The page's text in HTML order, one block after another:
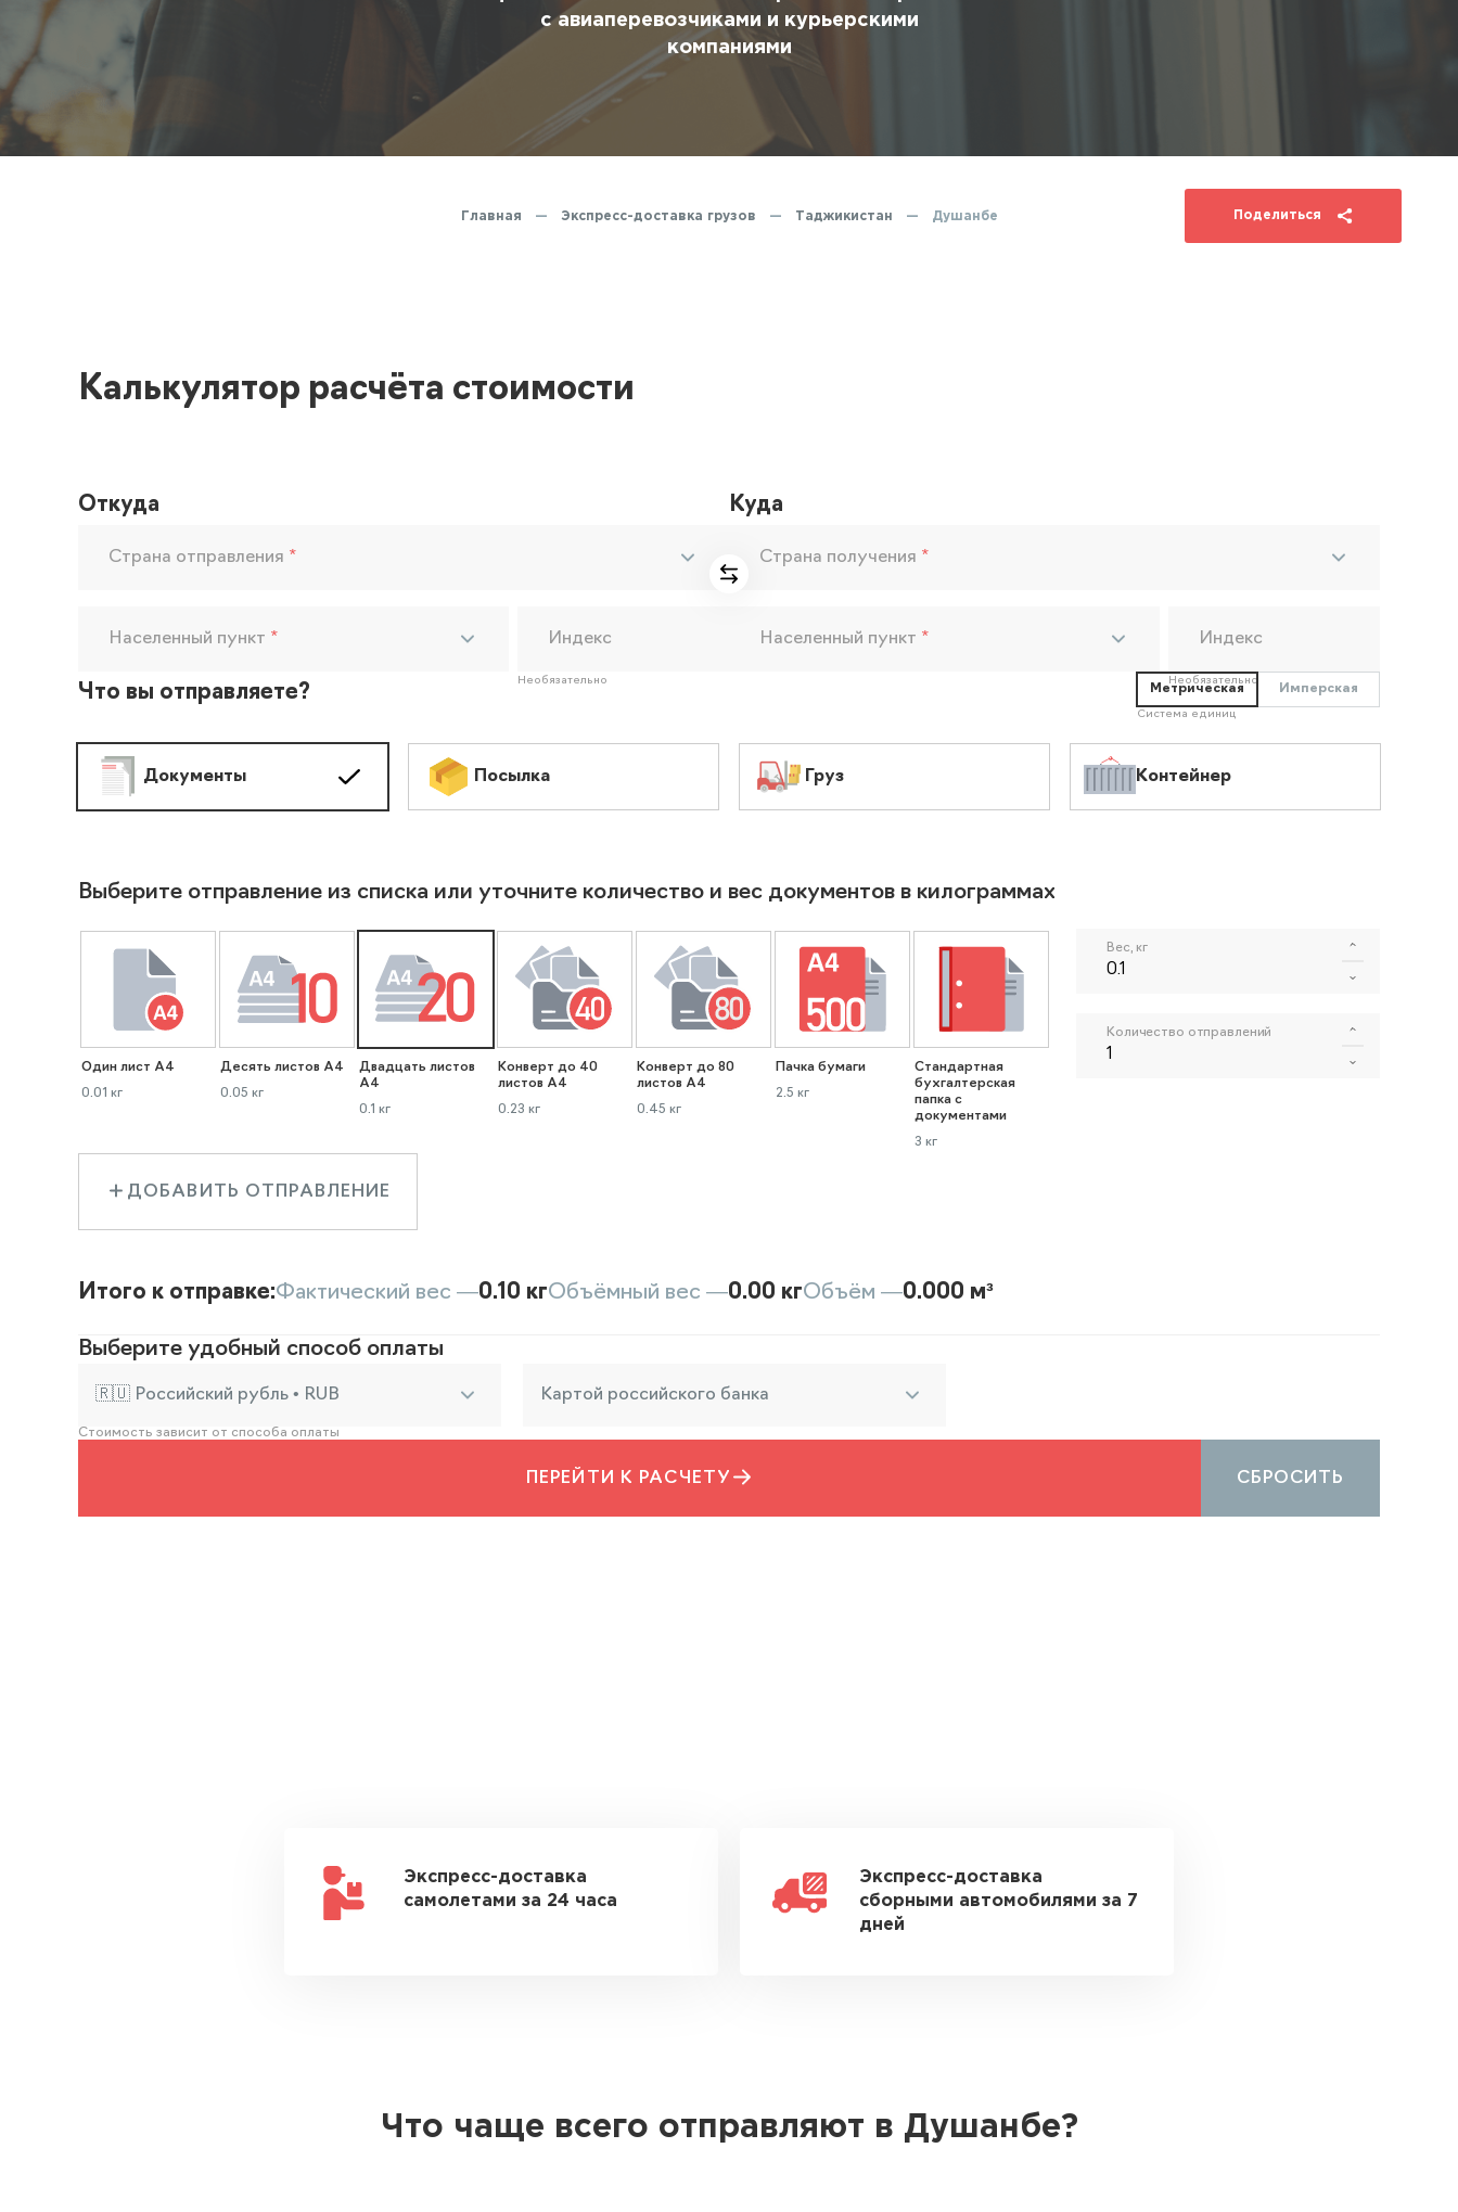
Полезная информация
О компании
декларирование
Страхование
Помощь
с авиаперевозчиками и курьерскими
компаниями
Главная — Экспресс-доставка грузов — Таджикистан — Душанбе Поделиться
Калькулятор расчёта стоимости
Откуда
Страна отправления *
Населенный пункт * Индекс
Необязательно
Куда
Страна получения *
Населенный пункт * Индекс
Необязательно
Что вы отправляете? Метрическая Имперская
Система единиц
Документы Посылка Груз Контейнер
Выберите отправление из списка или уточните количество и вес документов в килограммах
Один лист А4
0.01 кг
Десять листов А4
0.05 кг
Двадцать листов
А4
0.1 кг
Конверт до 40
листов А4
0.23 кг
Конверт до 80
листов А4
0.45 кг
Пачка бумаги
2.5 кг
Стандартная
бухгалтерская
папка с
документами
3 кг
Вес, кг
Количество отправлений
ДОБАВИТЬ ОТПРАВЛЕНИЕ
Итого к отправке:Фактический вес —0.10 кгОбъёмный вес —0.00 кгОбъём —0.000 м³
Выберите удобный способ оплаты
🇷🇺 Российский рубль • RUB Картой российского банка
Стоимость зависит от способа оплаты
ПЕРЕЙТИ К РАСЧЕТУ СБРОСИТЬ
Экспресс-доставка
самолетами за 24 часа
Экспресс-доставка
сборными автомобилями за 7
дней
Что чаще всего отправляют в Душанбе?